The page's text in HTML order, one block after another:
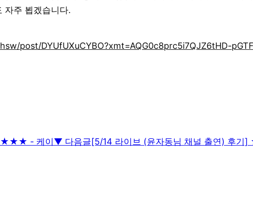
자주 뵙겠습니다.
post/DYUfUXuCYBO?xmt=AQG0c8prc5i7QJZ6tHD-
- 케이▼ 다음글[5/14 라이브 (윤자동님 채널 출연)